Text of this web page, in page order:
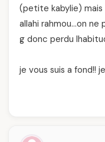
(petite kabylie) mais
allahi rahmou…on ne
g donc perdu
je vous suis a fond!!